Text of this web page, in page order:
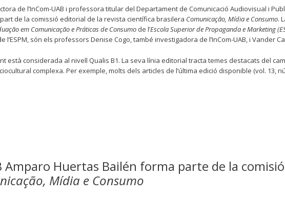
de l’InCom-UAB i professora titular del Departament de Comunicació Audiovisual i
de la comissió editorial de la revista científica brasilera Comunicação, Mídia e Consumo.
em Comunicação e Práticas de Consumo de l’Escola Superior de Propaganda e Marketing
són els professors Denise Cogo, també investigadora de l’InCom-UAB, i Vander
està considerada al nivell Qualis B1. La seva línia editorial tracta temes destacats del
complexa. Per exemple, molts dels articles de l’última edició disponible (vol. 13,
Amparo Huertas Bailén forma parte de la
Mídia e Consumo